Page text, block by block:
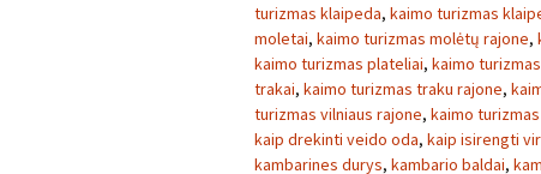
turizmas klaipeda, kaimo turizmas
moletai, kaimo turizmas molėtų rajone,
kaimo turizmas plateliai, kaimo
trakai, kaimo turizmas traku rajone,
turizmas vilniaus rajone, kaimo
kaip drekinti veido oda, kaip isirengti
kambarines durys, kambario baldai,